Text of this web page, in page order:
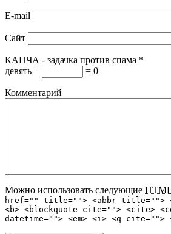
E-mail
Сайт
КАПЧА - задачка против спама *
девять −
= 0
Комментарий
Можно использовать следующие
href="" title=""> <abbr title="">
<b> <blockquote cite=""> <cite>
datetime=""> <em> <i> <q cite="">